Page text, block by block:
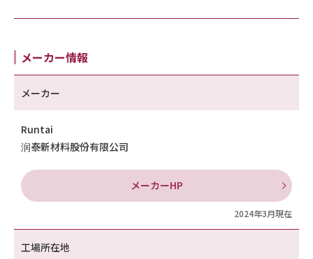
メーカー情報
メーカー
Runtai
润泰新材料股份有限公司
メーカーHP
2024年3月現在
工場所在地